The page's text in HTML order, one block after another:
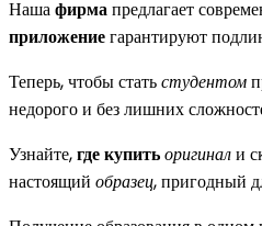
Нашафирмапредлагает
приложениегарантируют
Теперь, чтобы статьстудентом
недорого и без лишних
Узнайте,где купитьоригинали
настоящий образец, пригодный